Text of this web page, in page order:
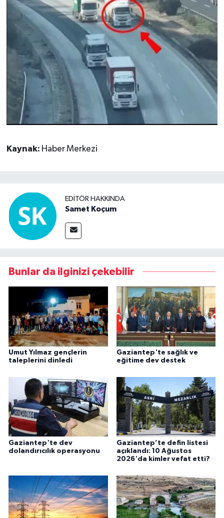
Kaynak: Haber Merkezi
EDITÖR HAKKINDA
Samet Koçum
Bunlar da ilginizi çekebilir
Umut Yılmaz gençlerin
taleplerini dinledi
Gaziantep'te sağlık ve
eğitime dev destek
Gaziantep'te dev
dolandırıcılık operasyonu
Gaziantep’te defin listesi
açıklandı: 10 Ağustos
2026'da kimler vefat etti?